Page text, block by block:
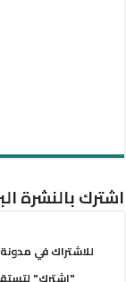
اشترك بالنشرة
للاشتراك في
"اشترك"